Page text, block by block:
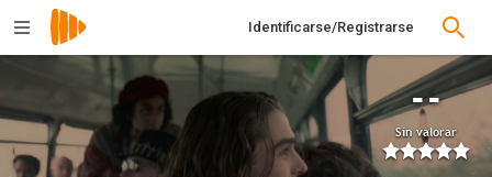
Identificarse/Registrarse
--
Sin valorar